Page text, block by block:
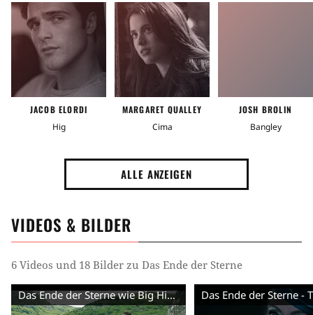
Nahe Zukunft
Flugzeug Vereinigte Staaten von Amerika (USA)
Stimmung
Spannend
Romanverfilmung
Handlung
Verlust der Ehefrau Funkgerät Hund
JACOB ELORDI
Hig
MARGARET QUALLEY
Cima
JOSH BROLIN
Bangley
ALLE ANZEIGEN
VIDEOS & BILDER
6 Videos und 18 Bilder zu Das Ende der Sterne
Das Ende der Sterne wie Big Hig sie kannte - Trailer (Deutsch) HD